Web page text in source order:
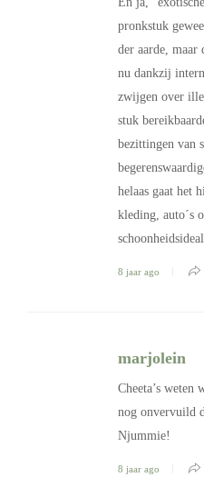
pronkstuk
der aarde, maar
nu dankzij
zwijgen over
stuk
bezittingen van
helaas gaat het
kleding, auto´s
8 jaar ago
marjolein
Cheeta’s weten
nog onvervuild
Njummie!
8 jaar ago